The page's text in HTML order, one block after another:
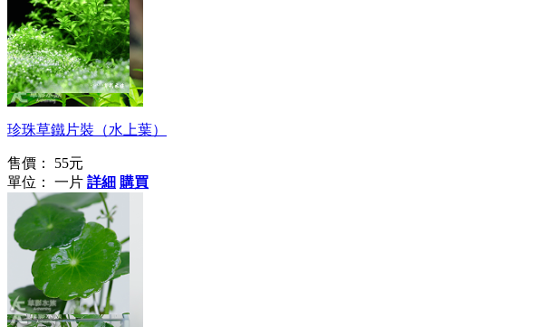
珍珠草鐵片裝（水上葉）
售價：
55元
單位： 一片 詳細 購買
吉祥如意